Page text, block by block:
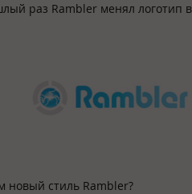
раз Rambler менял логотип
новый стиль Rambler?